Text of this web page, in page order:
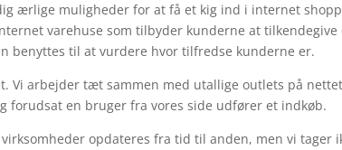
ærlige muligheder for at få et kig ind i internet
varehuse som tilbyder kunderne at tilkendegive
benyttes til at vurdere hvor tilfredse kunderne er.
Vi arbejder tæt sammen med utallige outlets på
forudsat en bruger fra vores side udfører et indkøb.
opdateres fra tid til anden, men vi tager